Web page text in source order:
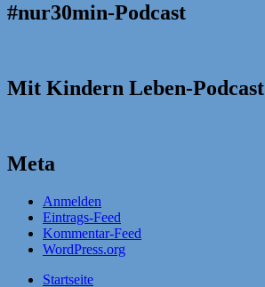
#nur30min-Podcast
Mit Kindern Leben-Podcast
Meta
Anmelden
Eintrags-Feed
Kommentar-Feed
WordPress.org
Startseite